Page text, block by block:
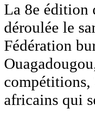
La 8e édition
déroulée le
Fédération
compétitions,
africains qui